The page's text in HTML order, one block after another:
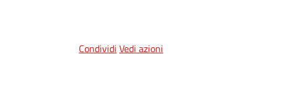
Condividi Vedi azioni